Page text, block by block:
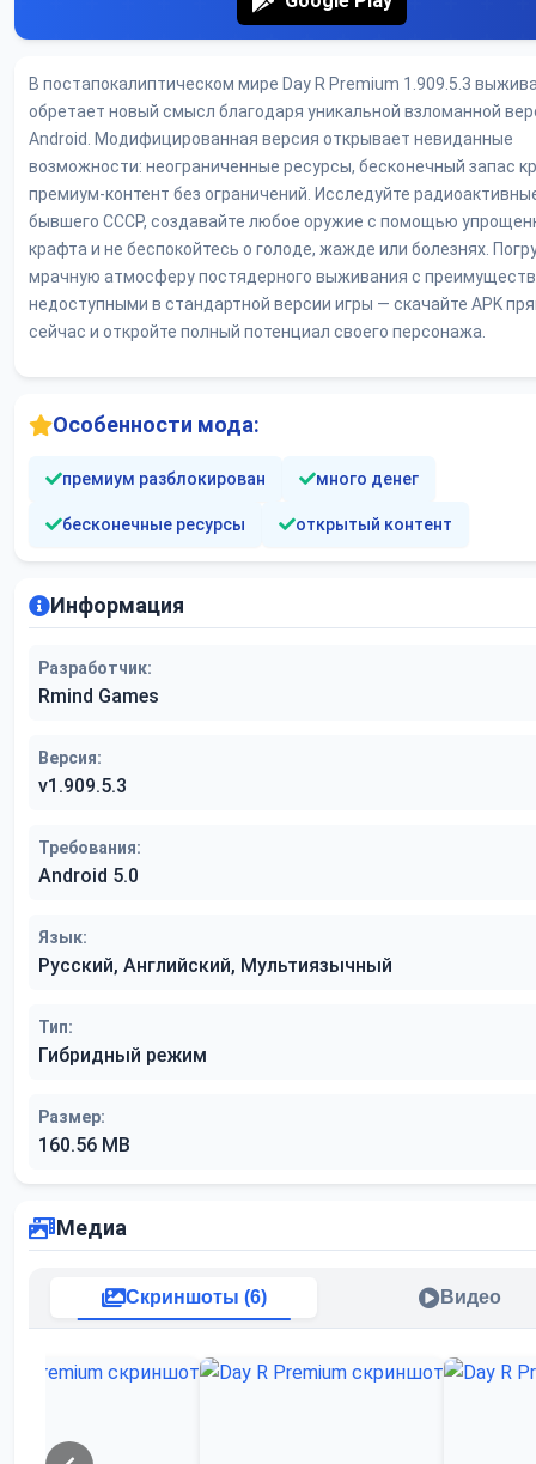
В постапокалиптическом мире Day R Premium 1.909.5.3
обретает новый смысл благодаря уникальной взломанной
Android. Модифицированная версия открывает невиданные
возможности: неограниченные ресурсы, бесконечный запас
премиум-контент без ограничений. Исследуйте
бывшего СССР, создавайте любое оружие с помощью
крафта и не беспокойтесь о голоде, жажде или болезнях.
мрачную атмосферу постядерного выживания с
недоступными в стандартной версии игры — скачайте APK
сейчас и откройте полный потенциал своего персонажа.
Особенности мода:
премиум разблокирован много денег
бесконечные ресурсы открытый контент
Информация
Разработчик:
Rmind Games
Версия:
v1.909.5.3
Требования:
Android 5.0
Язык:
Русский, Английский, Мультиязычный
Тип:
Гибридный режим
Размер:
160.56 MB
Медиа
Скриншоты (6) Видео